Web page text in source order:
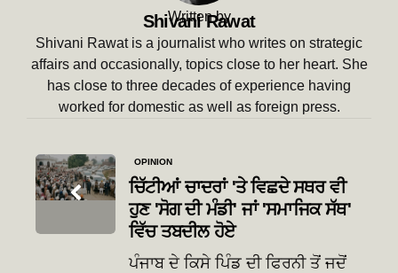
Written by
Shivani Rawat
Shivani Rawat is a journalist who writes on strategic
affairs and occasionally, topics close to her heart. She
has close to three decades of experience having
worked for domestic as well as foreign press.
Post
navigation
OPINION
ਚਿੱਟੀਆਂ ਚਾਦਰਾਂ 'ਤੇ ਵਿਛਦੇ ਸਥਰ ਵੀ
ਹੁਣ 'ਸੋਗ ਦੀ ਮੰਡੀ' ਜਾਂ 'ਸਮਾਜਿਕ ਸੱਥ'
ਵਿੱਚ ਤਬਦੀਲ ਹੋਏ
ਪੰਜਾਬ ਦੇ ਕਿਸੇ ਪਿੰਡ ਦੀ ਫਿਰਨੀ ਤੋਂ ਜਦੋਂ